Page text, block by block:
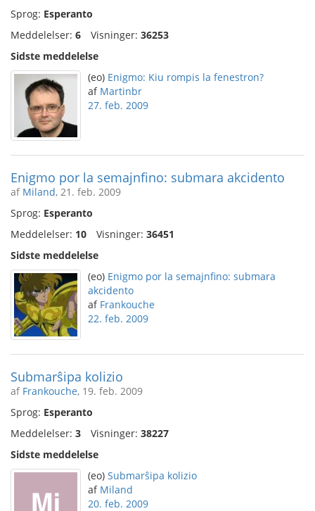
Sprog: Esperanto
Meddelelser: 6 Visninger: 36253
Sidste meddelelse
(eo) Enigmo: Kiu rompis la fenestron?
af Martinbr
27. feb. 2009
Enigmo por la semajnfino: submara akcidento
af Miland, 21. feb. 2009
Sprog: Esperanto
Meddelelser: 10 Visninger: 36451
Sidste meddelelse
(eo) Enigmo por la semajnfino: submara
akcidento
af Frankouche
22. feb. 2009
Submarŝipa kolizio
af Frankouche, 19. feb. 2009
Sprog: Esperanto
Meddelelser: 3 Visninger: 38227
Sidste meddelelse
(eo) Submarŝipa kolizio
af Miland
20. feb. 2009